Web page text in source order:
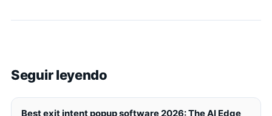
Seguir leyendo
Best exit intent popup software 2026: The AI Edge